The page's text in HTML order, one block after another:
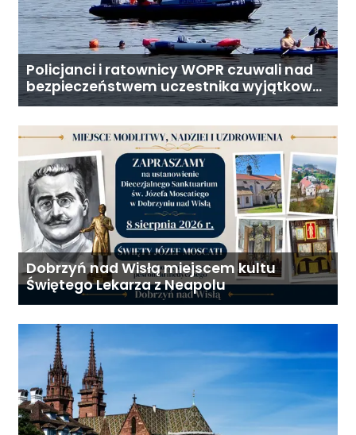
Policjanci i ratownicy WOPR czuwali nad
bezpieczeństwem uczestnika wyjątkowej
wyprawy
Dobrzyń nad Wisłą miejscem kultu
Świętego Lekarza z Neapolu